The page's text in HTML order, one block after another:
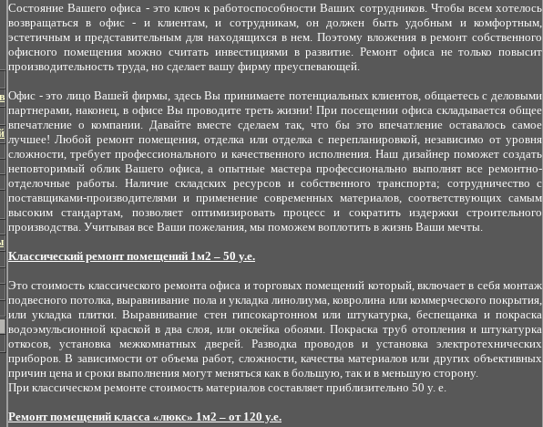
Состояние Вашего офиса - это ключ к работоспособности Ваших сотрудников. Чтобы всем хотелось
возвращаться в офис - и клиентам, и сотрудникам, он должен быть удобным и комфортным,
эстетичным и представительным для находящихся в нем. Поэтому вложения в ремонт собственного
офисного помещения можно считать инвестициями в развитие. Ремонт офиса не только повысит
производительность труда, но сделает вашу фирму преуспевающей.
Офис - это лицо Вашей фирмы, здесь Вы принимаете потенциальных клиентов, общаетесь с деловыми
партнерами, наконец, в офисе Вы проводите треть жизни! При посещении офиса складывается общее
впечатление о компании. Давайте вместе сделаем так, что бы это впечатление оставалось самое
лучшее! Любой ремонт помещения, отделка или отделка с перепланировкой, независимо от уровня
сложности, требует профессионального и качественного исполнения. Наш дизайнер поможет создать
неповторимый облик Вашего офиса, а опытные мастера профессионально выполнят все ремонтно-
отделочные работы. Наличие складских ресурсов и собственного транспорта; сотрудничество с
поставщиками-производителями и применение современных материалов, соответствующих самым
высоким стандартам, позволяет оптимизировать процесс и сократить издержки строительного
производства. Учитывая все Ваши пожелания, мы поможем воплотить в жизнь Ваши мечты.
Классический ремонт помещений 1м2 – 50 у.е.
Это стоимость классического ремонта офиса и торговых помещений который, включает в себя монтаж
подвесного потолка, выравнивание пола и укладка линолиума, ковролина или коммерческого покрытия,
или укладка плитки. Выравнивание стен гипсокартонном или штукатурка, беспещанка и покраска
водоэмульсионной краской в два слоя, или оклейка обоями. Покраска труб отопления и штукатурка
откосов, установка межкомнатных дверей. Разводка проводов и установка электротехнических
приборов. В зависимости от объема работ, сложности, качества материалов или других объективных
причин цена и сроки выполнения могут меняться как в большую, так и в меньшую сторону.
При классическом ремонте стоимость материалов составляет приблизительно 50 у. е.
Ремонт помещений класса «люкс» 1м2 – от 120 у.е.